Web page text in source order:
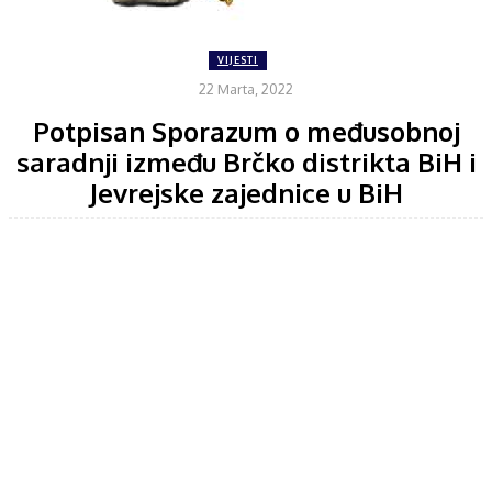
VIJESTI
22 Marta, 2022
Potpisan Sporazum o međusobnoj
saradnji između Brčko distrikta BiH i
Jevrejske zajednice u BiH